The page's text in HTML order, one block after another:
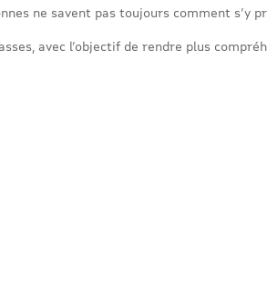
ne savent pas toujours comment s’y
avec l’objectif de rendre plus